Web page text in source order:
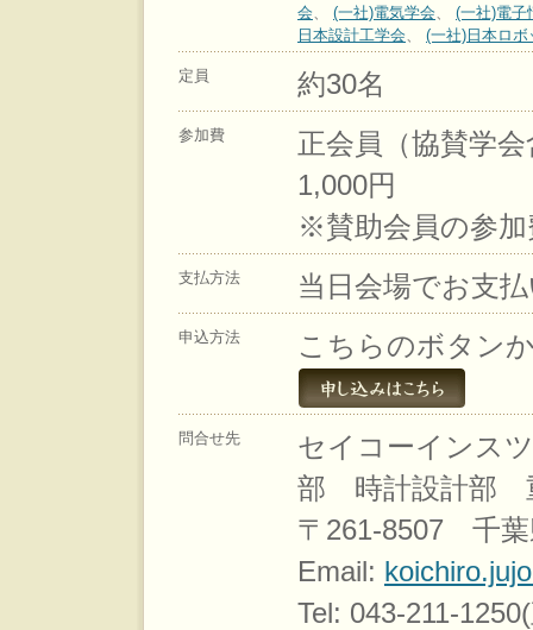
会、 (一社)電気学会、 (一社)電子
日本設計工学会、 (一社)日本ロボ
定員 約30名
参加費
正会員（協賛学
1,000円
※賛助会員の参
支払方法 当日会場でお支
申込方法 こちらのボタン
問合せ先
セイコーインス
部 時計設計部
〒261-8507 千葉
Email:
Tel: 043-211-